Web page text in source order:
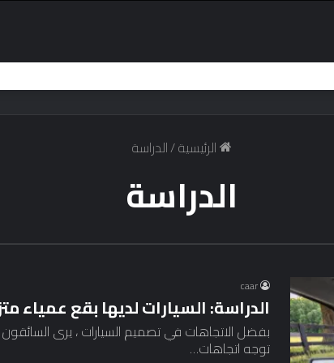
بقوة 1600 حصان
الرئيسية/الدراسة
الدراسة
caar
الدراسة: السيارات لديها بقع عمياء
توجه اتجاهات…